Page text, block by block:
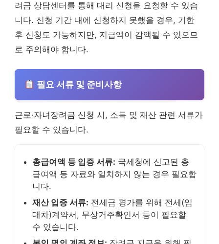
려금 상담센터를 통해 대리 신청을 요청할 수 있습
니다. 신청 기간 내에 신청하지 못했을 경우, 기한
후 신청도 가능하지만, 지급액이 감액될 수 있으므
로 주의해야 합니다.
필요 서류 및 준비사항
근로·자녀장려금 신청 시, 소득 및 재산 관련 서류가
필요할 수 있습니다.
총급여액 등 입증 서류: 국세청에 신고된 총
급여액 등 자료와 일치하지 않는 경우 필요합
니다.
재산 입증 서류: 전세금 평가를 위해 전세(임
대차)계약서, 무상거주확인서 등이 필요할
수 있습니다.